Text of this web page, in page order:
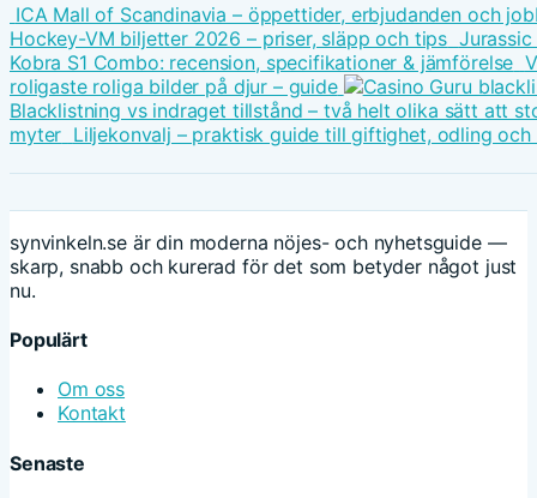
ICA Mall of Scandinavia – öppettider, erbjudanden och
Hockey-VM biljetter 2026 – priser, släpp och tips
Kobra S1 Combo: recension, specifikationer & jämförelse
roligaste roliga bilder på djur – guide
Blacklistning vs indraget tillstånd – två helt olika sätt att
myter Liljekonvalj – praktisk guide till giftighet, odling
synvinkeln.se är din moderna nöjes- och nyhetsguide —
skarp, snabb och kurerad för det som betyder något just
nu.
Populärt
Om oss
Kontakt
Senaste